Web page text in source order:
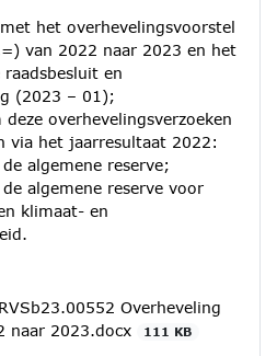
het overhevelingsvoorstel
van 2022 naar 2023 en het
en
(2023 – 01);
overhevelingsverzoeken
via het jaarresultaat 2022:
algemene reserve;
algemene reserve voor
klimaat- en
Overheveling
naar 2023.docx
111 KB